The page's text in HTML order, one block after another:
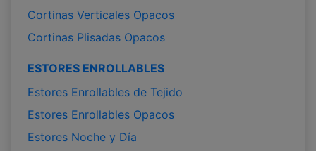
Cortinas Verticales Opacos
Cortinas Plisadas Opacos
ESTORES ENROLLABLES
Estores Enrollables de Tejido
Estores Enrollables Opacos
Estores Noche y Día